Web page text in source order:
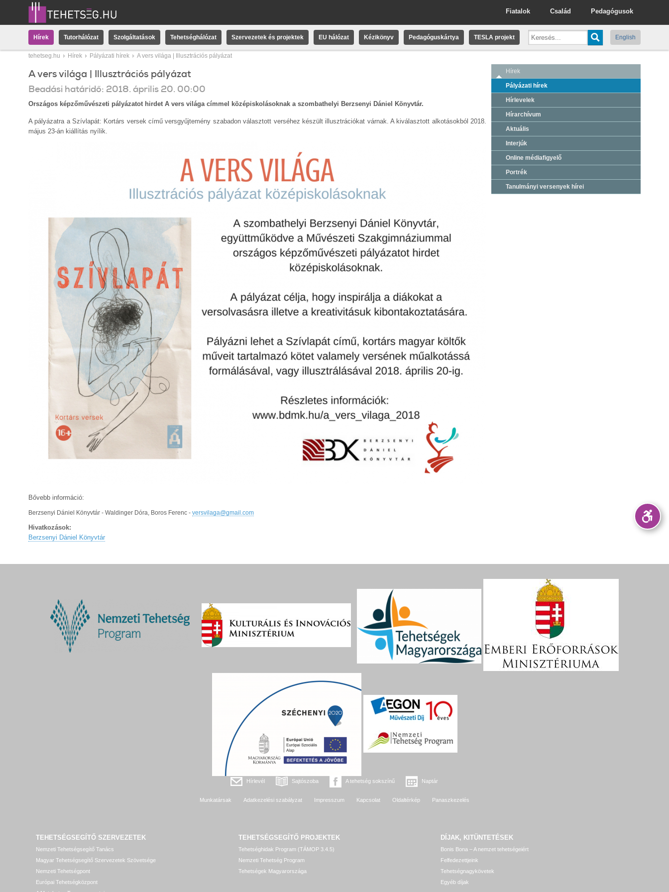
Pedagógusok
Család
Fiatalok
Hírek Tutorhálózat Szolgáltatások Tehetséghálózat Szervezetek és projektek EU hálózat Kézikönyv Pedagóguskártya TESLA projekt English
tehetseg.hu Hírek Pályázati hírek A vers világa | Illusztrációs pályázat
A vers világa | Illusztrációs pályázat
Beadási határidő: 2018. április 20. 00:00
Országos képzőművészeti pályázatot hirdet A vers világa címmel középiskolásoknak a szombathelyi Berzsenyi Dániel Könyvtár.
A pályázatra a Szívlapát: Kortárs versek című versgyűjtemény szabadon választott verséhez készült illusztrációkat várnak. A kiválasztott alkotásokból 2018.
május 23-án kiállítás nyílik.
Bővebb információ:
Berzsenyi Dániel Könyvtár - Waldinger Dóra, Boros Ferenc - versvilaga@gmail.com
Hivatkozások:
Berzsenyi Dániel Könyvtár
Hírek
Pályázati hírek
Hírlevelek
Hírarchívum
Aktuális
Interjúk
Online médiafigyelő
Portrék
Tanulmányi versenyek hírei
Hírlevél Sajtószoba A tehetség sokszínű Naptár
Munkatársak Adatkezelési szabályzat Impresszum Kapcsolat Oldaltérkép Panaszkezelés
TEHETSÉGSEGÍTŐ SZERVEZETEK
Nemzeti Tehetségsegítő Tanács
Magyar Tehetségsegítő Szervezetek Szövetsége
Nemzeti Tehetségpont
Európai Tehetségközpont
TEHETSÉGSEGÍTŐ PROJEKTEK
Tehetséghidak Program (TÁMOP 3.4.5)
Nemzeti Tehetség Program
Tehetségek Magyarországa
DÍJAK, KITÜNTETÉSEK
Bonis Bona – A nemzet tehetségeiért
Felfedezettjeink
Tehetségnagykövetek
Egyéb díjak